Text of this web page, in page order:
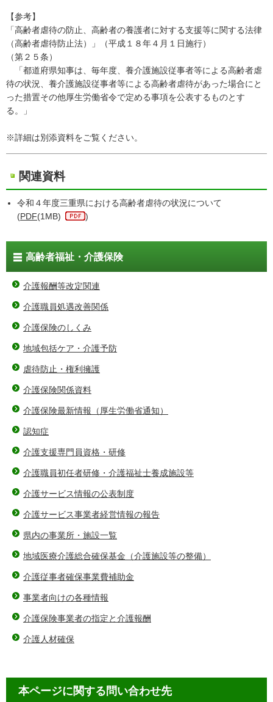
【参考】
「高齢者虐待の防止、高齢者の養護者に対する支援等に関する法律
（高齢者虐待防止法）」（平成１８年４月１日施行）
（第２５条）
「都道府県知事は、毎年度、養介護施設従事者等による高齢者虐
待の状況、養介護施設従事者等による高齢者虐待があった場合にと
った措置その他厚生労働省令で定める事項を公表するものとす
る。」
※詳細は別添資料をご覧ください。
関連資料
令和４年度三重県における高齢者虐待の状況について
(PDF(1MB) )
高齢者福祉・介護保険
介護報酬等改定関連
介護職員処遇改善関係
介護保険のしくみ
地域包括ケア・介護予防
虐待防止・権利擁護
介護保険関係資料
介護保険最新情報（厚生労働省通知）
認知症
介護支援専門員資格・研修
介護職員初任者研修・介護福祉士養成施設等
介護サービス情報の公表制度
介護サービス事業者経営情報の報告
県内の事業所・施設一覧
地域医療介護総合確保基金（介護施設等の整備）
介護従事者確保事業費補助金
事業者向けの各種情報
介護保険事業者の指定と介護報酬
介護人材確保
本ページに関する問い合わせ先